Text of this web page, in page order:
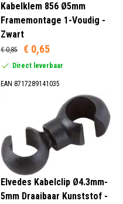
Kabelklem 856 Ø5mm
Framemontage 1-Voudig -
Zwart
€ 0,85 € 0,65
Direct leverbaar
EAN 8717289141035
Elvedes Kabelclip Ø4.3mm-
5mm Draaibaar Kunststof -